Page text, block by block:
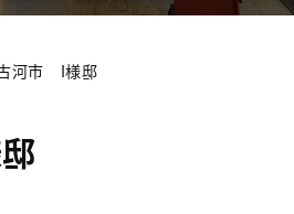
河市 I様邸